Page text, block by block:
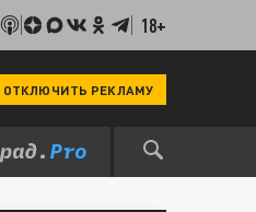
18+
ОТКЛЮЧИТЬ РЕКЛАМУ